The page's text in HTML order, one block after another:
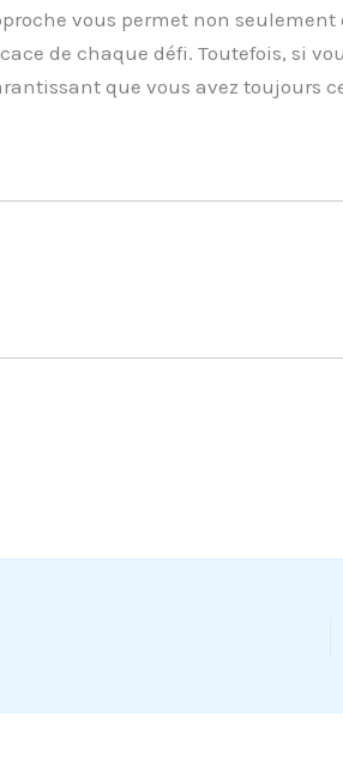
vous permet non
de chaque défi. Toutefois, si
que vous avez toujours